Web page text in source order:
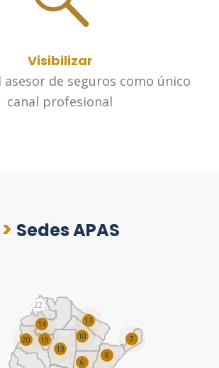
Visibilizar
asesor de seguros como único
canal profesional
> Sedes APAS
6
7
8
10
11
13
14
15
20
22